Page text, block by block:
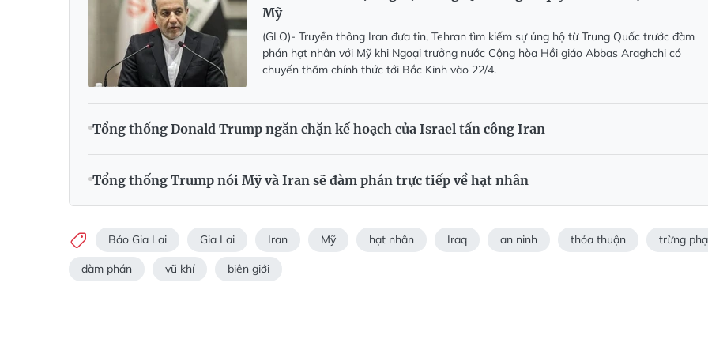
Mỹ
(GLO)- Truyền thông Iran đưa tin, Tehran tìm kiếm sự ủng hộ từ Trung Quốc trước đàm
phán hạt nhân với Mỹ khi Ngoại trưởng nước Cộng hòa Hồi giáo Abbas Araghchi có
chuyến thăm chính thức tới Bắc Kinh vào 22/4.
Tổng thống Donald Trump ngăn chặn kế hoạch của Israel tấn công Iran
Tổng thống Trump nói Mỹ và Iran sẽ đàm phán trực tiếp về hạt nhân
Báo Gia Lai Gia Lai Iran Mỹ hạt nhân Iraq an ninh thỏa thuận trừng
đàm phán vũ khí biên giới